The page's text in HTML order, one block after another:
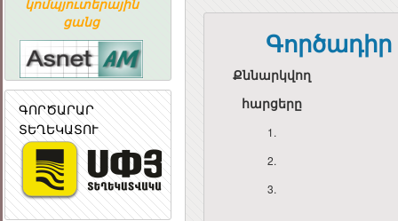
կոմպյուտերային
ցանց
ԳՈՐԾԱՐԱՐ
ՏԵՂԵԿԱՏՈՒ
Գործադիր
Քննարկվող
հարցերը
1.
2.
3.
ՀԱՅԱՍՏԱՆԻ